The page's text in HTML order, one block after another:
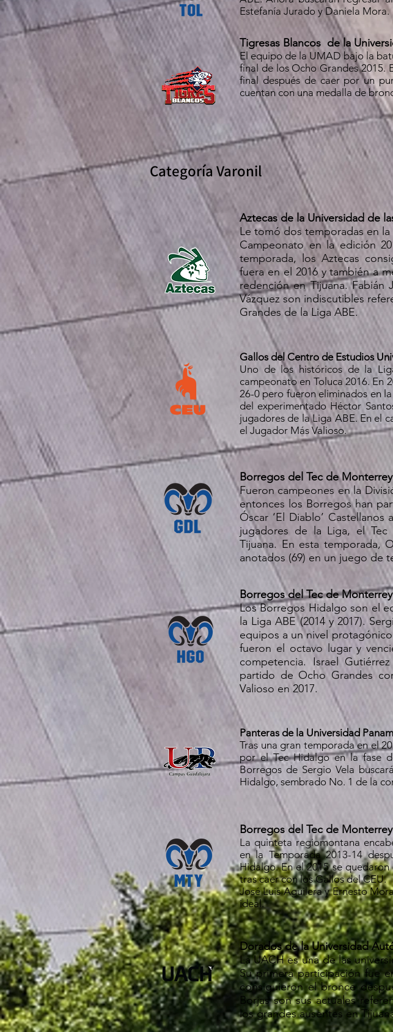
Estefanía Jurado y Daniela Mora.
Tigresas Blancos de la
El equipo de la UMAD bajo la
final de los Ocho Grandes 2015.
final después de caer por un
cuentan con una medalla de
Categoría Varonil
Aztecas de la Universidad de
Le tomó dos temporadas en
Campeonato en la edición
temporada, los Aztecas
fuera en el 2016 y también a
redención en Tijuana. Fabián
Vázquez son indiscutibles
Grandes de la Liga ABE.
Gallos del Centro de Estudios
Uno de los históricos de la
campeonato en Toluca 2016. En
26-0 pero fueron eliminados en
del experimentado Héctor
jugadores de la Liga ABE. En el
el Jugador Más Valioso.
Borregos del Tec de
Fueron campeones en la
entonces los Borregos han
Óscar ‘El Diablo’
jugadores de la Liga, el Tec
Tijuana. En esta temporada,
anotados (69) en un juego de
Borregos del Tec de
Los Borregos Hidalgo son el
la Liga ABE (2014 y 2017).
equipos a un nivel
fueron el octavo lugar y
competencia. Israel
partido de Ocho Grandes
Valioso en 2017.
Panteras de la Universidad
Tras una gran temporada en el
por el Tec Hidalgo en la fase
Borregos de Sergio Vela
Hidalgo, sembrado No. 1 de la
Borregos del Tec de Monterrey
La quinteta regiomontana
en la Temporada 2013-14
Hidalgo. En el 2015 se
tras caer con los Gallos del CEU.
José Luis Aguilera y Ernesto
ideal.
Dorados de la Universidad
La UACH es una de las
Su primera participación fue
consiguieron el bronce
Borjas son sus actuales
los grandes ausentes en